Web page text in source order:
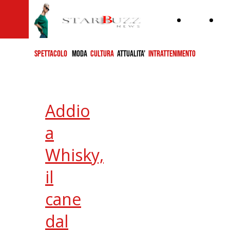
SPETTACOLO MODA CULTURA ATTUALITA' INTRATTENIMENTO
Addio
a
Whisky,
il
cane
dal